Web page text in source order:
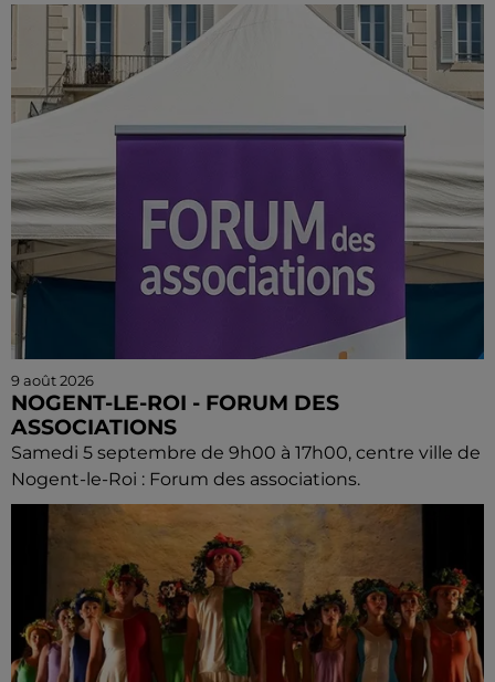
9 août 2026
NOGENT-LE-ROI - FORUM DES
ASSOCIATIONS
Samedi 5 septembre de 9h00 à 17h00, centre ville de
Nogent-le-Roi : Forum des associations.